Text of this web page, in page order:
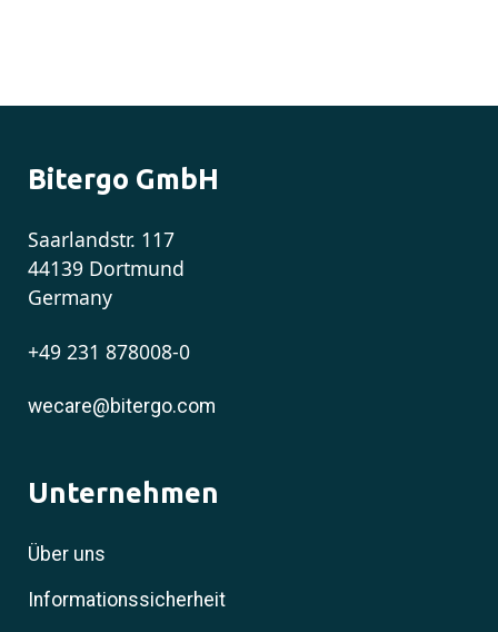
Bitergo GmbH
Saarlandstr. 117
44139 Dortmund
Germany
+49 231 878008-0
wecare@bitergo.com
Unternehmen
Über uns
Informationssicherheit